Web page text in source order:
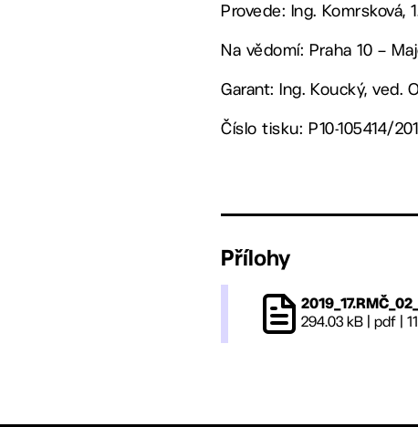
Provede: Ing. Komrsková,
Na vědomí: Praha 10 –
Garant: Ing. Koucký, ved.
Číslo tisku: P10-105414/
Přílohy
294.03 kB | pdf |